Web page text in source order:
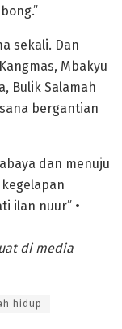
sekali. Dan
Mbakyu
Bulik Salamah
bergantian
dan menuju
ilan nuur” •
di media
hidup